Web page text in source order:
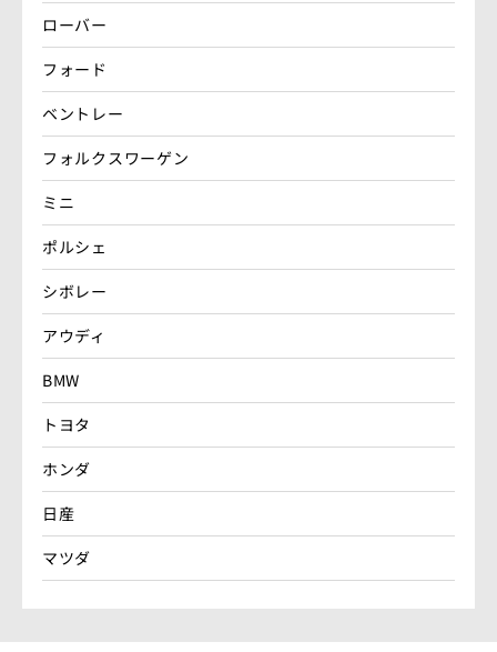
ローバー
フォード
ベントレー
フォルクスワーゲン
ミニ
ポルシェ
シボレー
アウディ
BMW
トヨタ
ホンダ
日産
マツダ